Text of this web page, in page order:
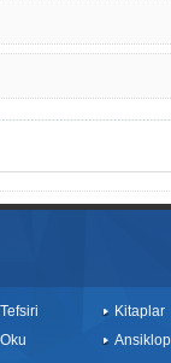
Kitaplar